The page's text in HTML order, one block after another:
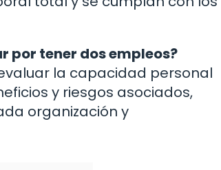
por tener dos empleos?
la capacidad personal
y riesgos asociados,
organización y